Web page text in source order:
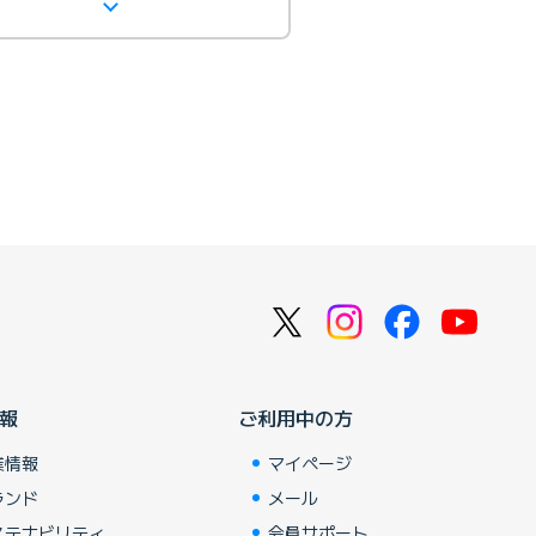
情報
ンド
ご利用中の方
マイページ
メール